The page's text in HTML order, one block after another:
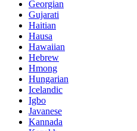
Georgian
Gujarati
Haitian
Hausa
Hawaiian
Hebrew
Hmong
Hungarian
Icelandic
Igbo
Javanese
Kannada